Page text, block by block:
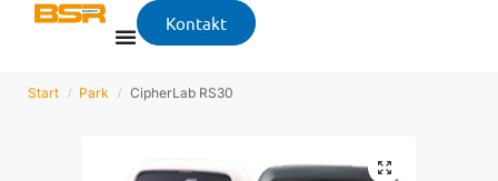
Kontakt
Start / Park / CipherLab RS30